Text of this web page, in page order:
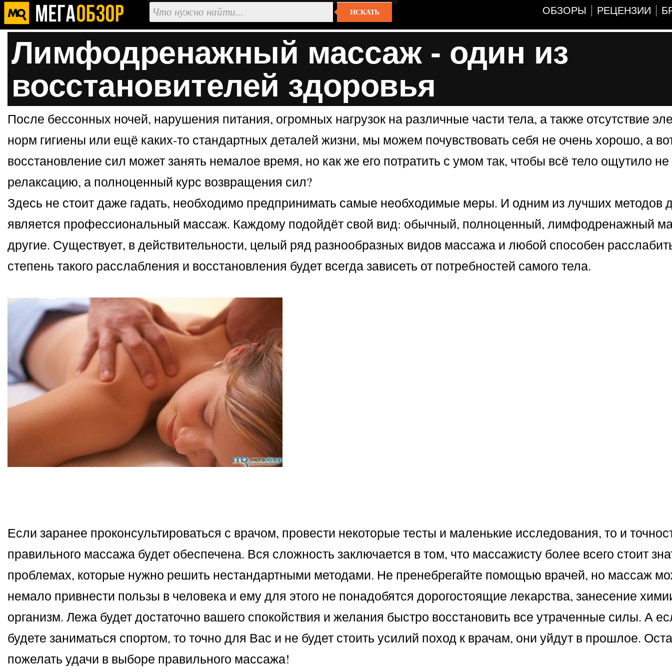
ИСКАТЬ ОБЗОРЫ РЕЦЕНЗИИ
Лимфодренажный массаж - один из
восстановителей здоровья
После бессонных ночей, нарушения питания, огромных нагрузок на различные части тела, а также отсутствие
норм гигиены или ещё каких-то стандартных деталей жизни, мы можем почувствовать себя не очень хорошо, а
восстановление сил может занять немалое время, но как же его потратить с умом так, чтобы всё тело ощутило
релаксацию, а полноценный курс возвращения сил?
Здесь не стоит даже гадать, необходимо предпринимать самые необходимые меры. И одним из лучших методов
является профессиональный массаж. Каждому подойдёт свой вид: обычный, полноценный, лимфодренажный
другие. Существует, в действительности, целый ряд разнообразных видов массажа и любой способен
степень такого расслабления и восстановления будет всегда зависеть от потребностей самого тела.
Если заранее проконсультироваться с врачом, провести некоторые тесты и маленькие исследования, то и
правильного массажа будет обеспечена. Вся сложность заключается в том, что массажисту более всего стоит
проблемах, которые нужно решить нестандартными методами. Не пренебрегайте помощью врачей, но массаж
немало привнести пользы в человека и ему для этого не понадобятся дорогостоящие лекарства, занесение
организм. Лежа будет достаточно вашего спокойствия и желания быстро восстановить все утраченные силы. А
будете заниматься спортом, то точно для Вас и не будет стоить усилий поход к врачам, они уйдут в прошлое.
пожелать удачи в выборе правильного массажа!